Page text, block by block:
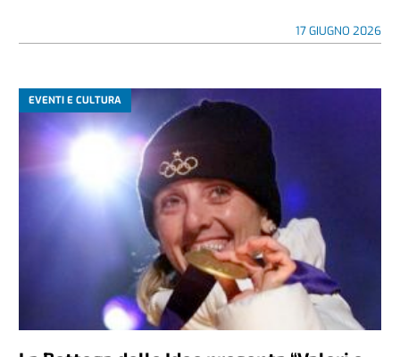
17 GIUGNO 2026
EVENTI E CULTURA